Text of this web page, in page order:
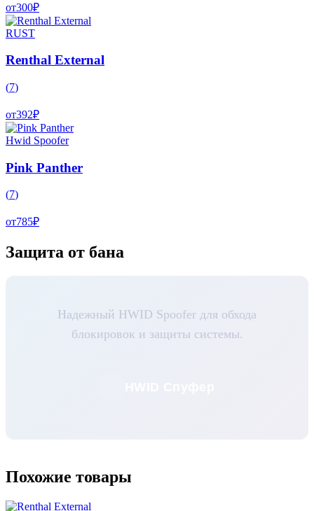
от300₽
RUST
Renthal External
(7)
от392₽
Hwid Spoofer
Pink Panther
(7)
от785₽
Защита от бана
Надежный HWID Spoofer для обхода
блокировок и защиты системы.
Похожие товары